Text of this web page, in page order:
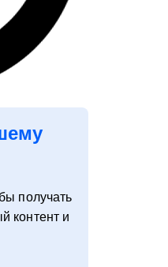
получать
контент и